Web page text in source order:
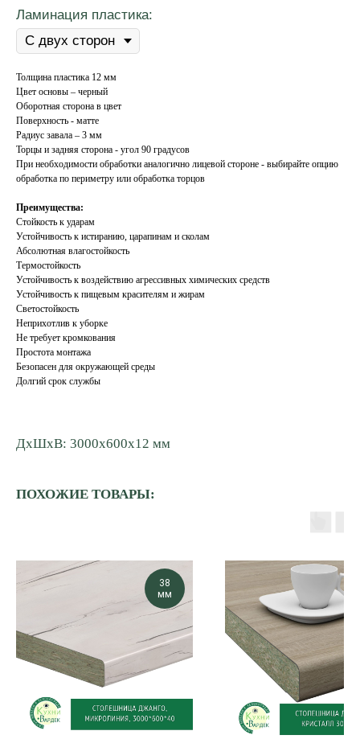
Ламинация пластика:
Толщина пластика 12 мм
Цвет основы – черный
Оборотная сторона в цвет
Поверхность - матте
Радиус завала – 3 мм
Торцы и задняя сторона - угол 90 градусов
При необходимости обработки аналогично лицевой стороне - выбирайте опцию
обработка по периметру или обработка торцов
Преимущества:
Стойкость к ударам
Устойчивость к истиранию, царапинам и сколам
Абсолютная влагостойкость
Термостойкость
Устойчивость к воздействию агрессивных химических средств
Устойчивость к пищевым красителям и жирам
Светостойкость
Неприхотлив к уборке
Не требует кромкования
Простота монтажа
Безопасен для окружающей среды
Долгий срок службы
ДxШxВ: 3000x600x12 мм
ПОХОЖИЕ ТОВАРЫ:
38
мм